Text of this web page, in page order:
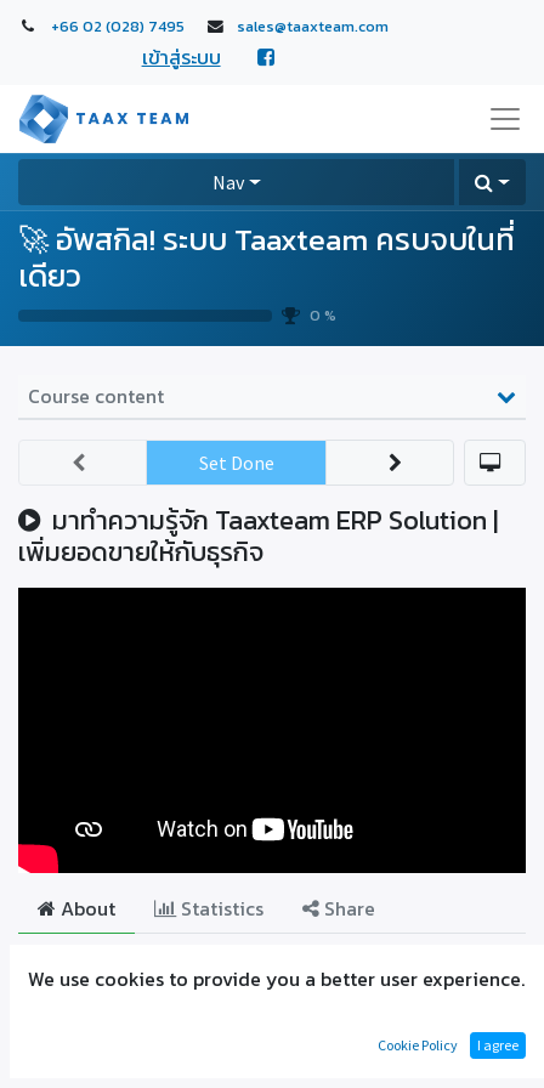
+66 02 (028) 7495 sales@taaxteam.com
เข้าสู่ระบบ
Nav
🚀 อัพสกิล! ระบบ Taaxteam ครบจบในที่
เดียว
0 %
Course content
มาทำความรู้จัก Taaxteam ERP Solution |
เพิ่มยอดขายให้กับธุรกิจ
Set Done
About Statistics Share
ยินดีต้อนรับสู่ "TaaxTeam Online!" ในวิดีโอนี้คุณจะได้เรียนรู้เกี่ยวกับการ
ใช้งานเบื้องต้นของระบบ TaaxTeam พร้อมทั้งแนะนำขั้นตอนถัดไปที่จะช่วย
ให้คุณสามารถใช้งานระบบได้อย่างเต็มประสิทธิภาพและเพิ่มผลผลิตให้กับ
We use cookies to provide you a better user experience.
Cookie Policy I agree